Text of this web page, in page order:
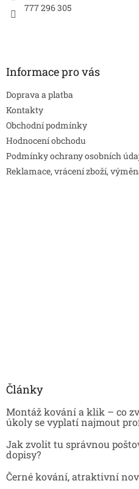
777 296 305
Informace pro vás
Doprava a platba
Kontakty
Obchodní podmínky
Hodnocení obchodu
Podmínky ochrany osobních
Reklamace, vrácení zboží,
Články
Montáž kování a klik – co
úkoly se vyplatí najmout
Jak zvolit tu správnou
dopisy?
Černé kování, atraktivní